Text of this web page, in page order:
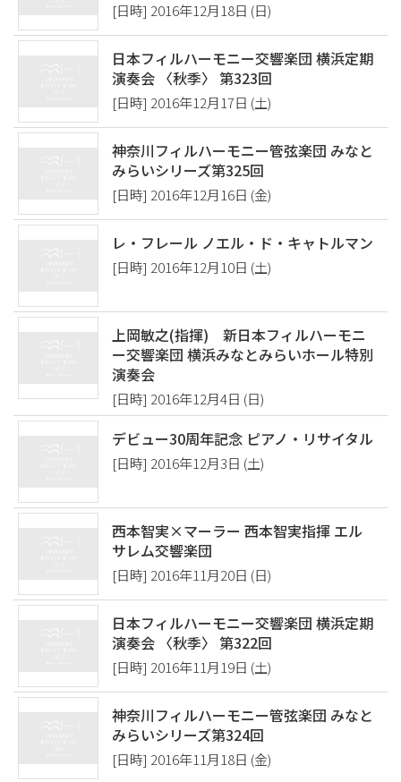
[日時] 2016年12月18日 (日)
日本フィルハーモニー交響楽団 横浜定期
演奏会 〈秋季〉 第323回
[日時] 2016年12月17日 (土)
神奈川フィルハーモニー管弦楽団 みなと
みらいシリーズ第325回
[日時] 2016年12月16日 (金)
レ・フレール ノエル・ド・キャトルマン
[日時] 2016年12月10日 (土)
上岡敏之(指揮) 新日本フィルハーモニ
ー交響楽団 横浜みなとみらいホール特別
演奏会
[日時] 2016年12月4日 (日)
デビュー30周年記念 ピアノ・リサイタル
[日時] 2016年12月3日 (土)
西本智実×マーラー 西本智実指揮 エル
サレム交響楽団
[日時] 2016年11月20日 (日)
日本フィルハーモニー交響楽団 横浜定期
演奏会 〈秋季〉 第322回
[日時] 2016年11月19日 (土)
神奈川フィルハーモニー管弦楽団 みなと
みらいシリーズ第324回
[日時] 2016年11月18日 (金)